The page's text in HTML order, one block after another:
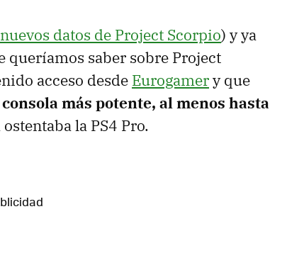
datos de Project Scorpio) y ya
queríamos saber sobre Project
acceso desde Eurogamery que
más potente, al menos hasta
la PS4 Pro.